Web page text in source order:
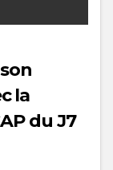
la
du J7